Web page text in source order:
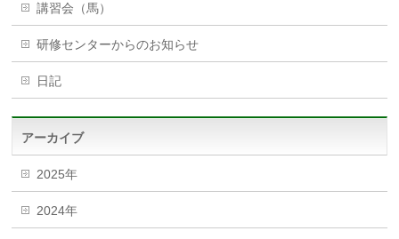
講習会（馬）
研修センターからのお知らせ
日記
アーカイブ
2025年
2024年